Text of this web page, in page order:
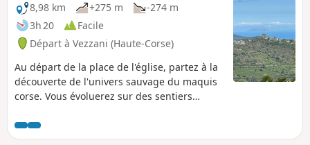
8,98 km
+275 m
-274 m
3h 20
Facile
Départ à Vezzani (Haute-Corse)
Au départ de la place de l'église, partez à la
découverte de l'univers sauvage du maquis
corse. Vous évoluerez sur des sentiers
troupeaux de chèvres et de brebis, sur la
ligne de crête séparant les vallées du